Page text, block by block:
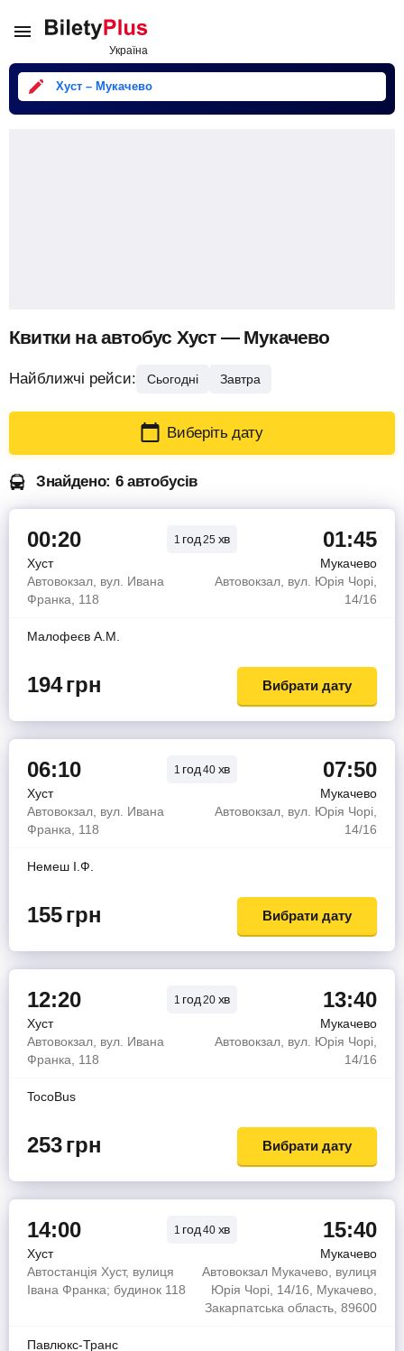
Хуст – Мукачево
Квитки на автобус Хуст — Мукачево
Найближчі рейси: Сьогодні Завтра
Виберіть дату
Знайдено: 6 автобусів
00:20 1 год25 хв 01:45
Хуст
Мукачево
Автовокзал, вул. Ивана
Франка, 118
Автовокзал, вул. Юрія Чорі,
14/16
Малофеєв А.М.
194грн Вибрати дату
06:10 1 год40 хв 07:50
Хуст
Мукачево
Автовокзал, вул. Ивана
Франка, 118
Автовокзал, вул. Юрія Чорі,
14/16
Немеш І.Ф.
155грн Вибрати дату
12:20 1 год20 хв 13:40
Хуст
Мукачево
Автовокзал, вул. Ивана
Франка, 118
Автовокзал, вул. Юрія Чорі,
14/16
TocoBus
253грн Вибрати дату
14:00 1 год40 хв 15:40
Хуст
Мукачево
Автостанція Хуст, вулиця
Івана Франка; будинок 118
Автовокзал Мукачево, вулиця
Юрія Чорі, 14/16, Мукачево,
Закарпатська область, 89600
Павлюкс-Транс